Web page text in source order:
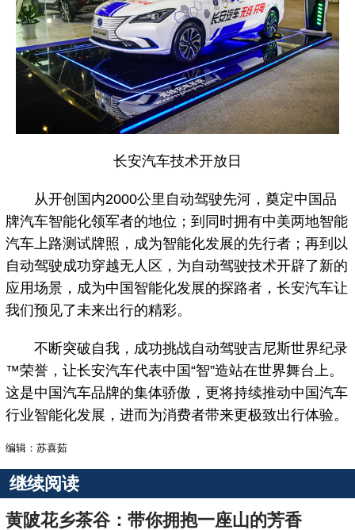
长安汽车技术开放日
从开创国内2000公里自动驾驶先河，奠定中国品
牌汽车智能化领军者的地位；到同时拥有中美两地智能
汽车上路测试牌照，成为智能化发展的先行者；再到以
自动驾驶成功穿越无人区，为自动驾驶技术开辟了新的
应用场景，成为中国智能化发展的探路者，长安汽车让
我们预见了未来出行的精彩。
不断突破自我，成功挑战自动驾驶吉尼斯世界纪录
™荣誉，让长安汽车代表中国“智”造站在世界舞台上。
这是中国汽车品牌的集体骄傲，更将持续推动中国汽车
行业智能化发展，进而为消费者带来更极致出行体验。
编辑：苏喜茹
继续阅读
黄陂花乡茶谷：带你拥抱一座山的芳香